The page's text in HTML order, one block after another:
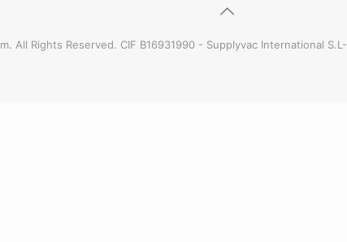
All Rights Reserved. CIF B16931990 - Supplyvac International S.L-